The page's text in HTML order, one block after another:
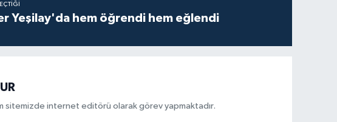
Yeşilay'da hem öğrendi hem eğlendi
sitemizde internet editörü olarak görev yapmaktadır.